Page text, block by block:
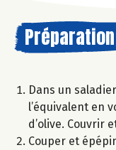
Préparation
Dans un
l’équivalent en
d’olive. Couvrir
Couper et